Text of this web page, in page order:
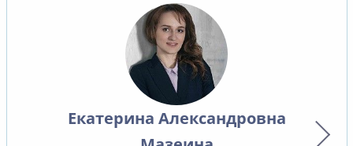
Екатерина Александровна